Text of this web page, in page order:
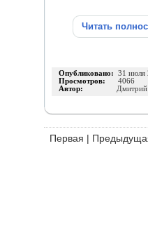
Читать
Опубликовано: 31 июля
Просмотров: 4066
Автор: Дмитрий
Первая |